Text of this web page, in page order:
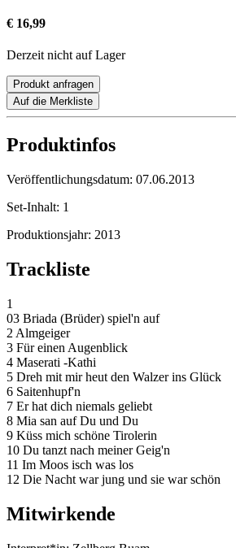
€ 16,99
Derzeit nicht auf Lager
Produkt anfragen
Auf die Merkliste
Produktinfos
Veröffentlichungsdatum: 07.06.2013
Set-Inhalt: 1
Produktionsjahr: 2013
Trackliste
1
03 Briada (Brüder) spiel'n auf
2 Almgeiger
3 Für einen Augenblick
4 Maserati -Kathi
5 Dreh mit mir heut den Walzer ins Glück
6 Saitenhupf'n
7 Er hat dich niemals geliebt
8 Mia san auf Du und Du
9 Küss mich schöne Tirolerin
10 Du tanzt nach meiner Geig'n
11 Im Moos isch was los
12 Die Nacht war jung und sie war schön
Mitwirkende